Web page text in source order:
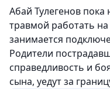
Абай Тулегенов пока
травмой работать
занимается
Родители
справедливость и
сына, уедут за